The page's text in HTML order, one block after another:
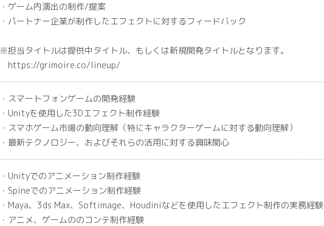
・ゲーム内演出の制作/提案
・パートナー企業が制作したエフェクトに対するフィードバック
※担当タイトルは提供中タイトル、もしくは新規開発タイトルとなります。
https://grimoire.co/lineup/
・スマートフォンゲームの開発経験
・Unityを使用した3Dエフェクト制作経験
・スマホゲーム市場の動向理解（特にキャラクターゲームに対する動向理解）
・最新テクノロジー、およびそれらの活用に対する興味関心
・Unityでのアニメーション制作経験
・Spineでのアニメーション制作経験
・Maya、3ds Max、Softimage、Houdiniなどを使用したエフェクト制作の実務経験
・アニメ、ゲームののコンテ制作経験